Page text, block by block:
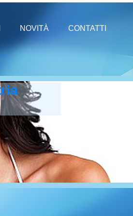
NOVITÀ CONTATTI